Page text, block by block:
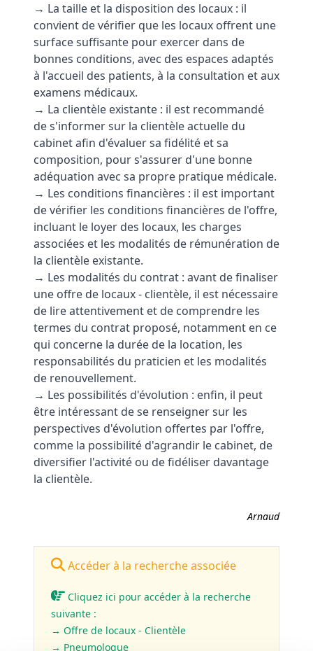
→ La taille et la disposition des locaux : il
convient de vérifier que les locaux offrent une
surface suffisante pour exercer dans de
bonnes conditions, avec des espaces adaptés
à l'accueil des patients, à la consultation et aux
examens médicaux.
→ La clientèle existante : il est recommandé
de s'informer sur la clientèle actuelle du
cabinet afin d'évaluer sa fidélité et sa
composition, pour s'assurer d'une bonne
adéquation avec sa propre pratique médicale.
→ Les conditions financières : il est important
de vérifier les conditions financières de l'offre,
incluant le loyer des locaux, les charges
associées et les modalités de rémunération de
la clientèle existante.
→ Les modalités du contrat : avant de finaliser
une offre de locaux - clientèle, il est nécessaire
de lire attentivement et de comprendre les
termes du contrat proposé, notamment en ce
qui concerne la durée de la location, les
responsabilités du praticien et les modalités
de renouvellement.
→ Les possibilités d'évolution : enfin, il peut
être intéressant de se renseigner sur les
perspectives d'évolution offertes par l'offre,
comme la possibilité d'agrandir le cabinet, de
diversifier l'activité ou de fidéliser davantage
la clientèle.
Arnaud
Accéder à la recherche associée
Cliquez ici pour accéder à la recherche
suivante :
→ Offre de locaux - Clientèle
→ Pneumologue